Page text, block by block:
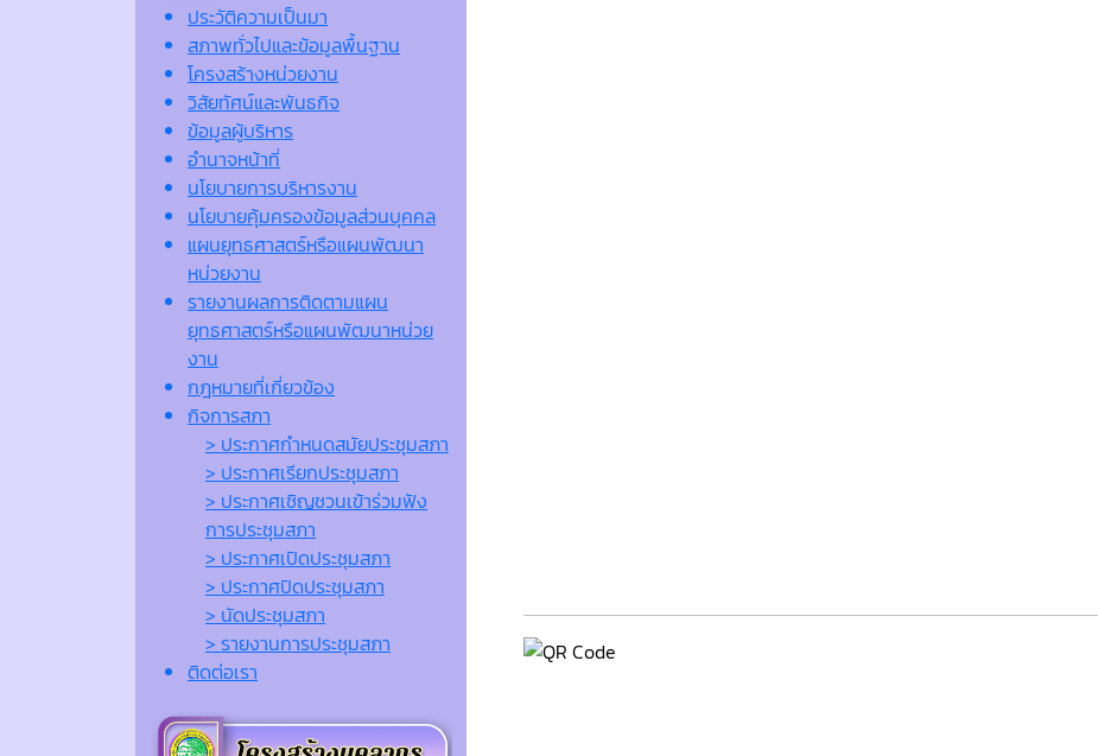
ประวัติความเป็นมา
สภาพทั่วไปและข้อมูลพื้นฐาน
โครงสร้างหน่วยงาน
วิสัยทัศน์และพันธกิจ
ข้อมูลผู้บริหาร
อำนาจหน้าที่
นโยบายการบริหารงาน
นโยบายคุ้มครองข้อมูลส่วนบุคคล
แผนยุทธศาสตร์หรือแผนพัฒนา
หน่วยงาน
รายงานผลการติดตามแผน
ยุทธศาสตร์หรือแผนพัฒนาหน่วย
งาน
กฎหมายที่เกี่ยวข้อง
กิจการสภา
> ประกาศกำหนดสมัยประชุมสภา
> ประกาศเรียกประชุมสภา
> ประกาศเชิญชวนเข้าร่วมฟัง
การประชุมสภา
> ประกาศเปิดประชุมสภา
> ประกาศปิดประชุมสภา
> นัดประชุมสภา
> รายงานการประชุมสภา
ติดต่อเรา